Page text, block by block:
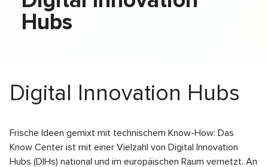
Hubs
Digital Innovation Hubs
Frische Ideen gemixt mit technischem Know-How: Das
Know Center ist mit einer Vielzahl von Digital Innovation
Hubs (DIHs) national und im europäischen Raum vernetzt. An